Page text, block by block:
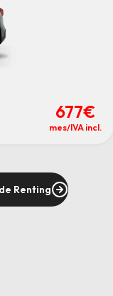
677€
mes/IVA incl.
Renting